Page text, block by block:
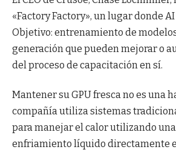
«Factory Factory», un lugar donde
Objetivo: entrenamiento de
generación que pueden mejorar o
del proceso de capacitación en sí.
Mantener su GPU fresca no es una
compañía utiliza sistemas
para manejar el calor utilizando
enfriamiento líquido directamente